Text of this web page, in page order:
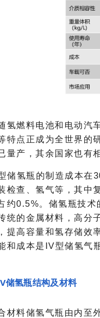
氢燃料电池和电动汽
特点正成为全世界的
量产，其余国家也有
储氢瓶的制造成本在
检查、氢气等，其中
约0.5%。储氢瓶技
统的金属材料，高分
提高容量和氢存储效
和成本是IV型储氢气
储氢瓶结构及材料
材料储氢气瓶由内至